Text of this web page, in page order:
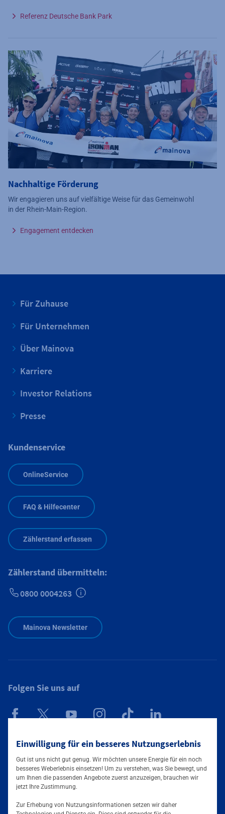
Einwilligung für ein besseres Nutzungserlebnis
Gut ist uns nicht gut genug. Wir möchten unsere Energie für ein noch
besseres Weberlebnis einsetzen! Um zu verstehen, was Sie bewegt, und
um Ihnen die passenden Angebote zuerst anzuzeigen, brauchen wir
jetzt Ihre Zustimmung.
Zur Erhebung von Nutzungsinformationen setzen wir daher
Referenz Deutsche Bank Park
Nachhaltige Förderung
Wir engagieren uns auf vielfältige Weise für das Gemeinwohl
in der Rhein-Main-Region.
Engagement entdecken
Für Zuhause
Für Unternehmen
Über Mainova
Karriere
Investor Relations
Presse
Kundenservice
OnlineService
FAQ & Hilfecenter
Zählerstand erfassen
Zählerstand übermitteln:
0800 0004263
Mainova Newsletter
Folgen Sie uns auf
Mainova App